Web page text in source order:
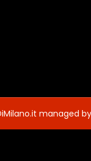
managed by